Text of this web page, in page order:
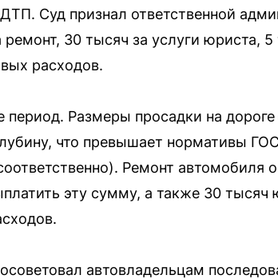
Суд признал ответственной
30 тысяч за услуги юриста, 5
расходов.
Размеры просадки на
что превышает нормативы
Ремонт автомобиля
эту сумму, а также 30 тысяч
автовладельцам